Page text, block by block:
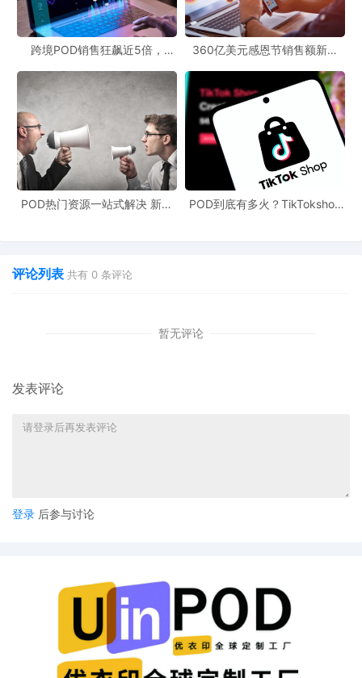
家拓展业务的新途径。
跨境POD销售狂飙近5倍，
360亿美元感恩节销售额新纪
新风潮！
POD热门资源一站式解决 新手
POD到底有多火？TikTokshop
评论列表 共有 0 条评论
暂无评论
发表评论
登录 后参与讨论